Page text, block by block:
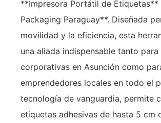
**Impresora Portátil de Etiquetas**
Packaging Paraguay**. Diseñada
movilidad y la eficiencia, esta
una aliada indispensable tanto
corporativas en Asunción como
emprendedores locales en todo el
tecnología de vanguardia, permite
etiquetas adhesivas de hasta 5 cm